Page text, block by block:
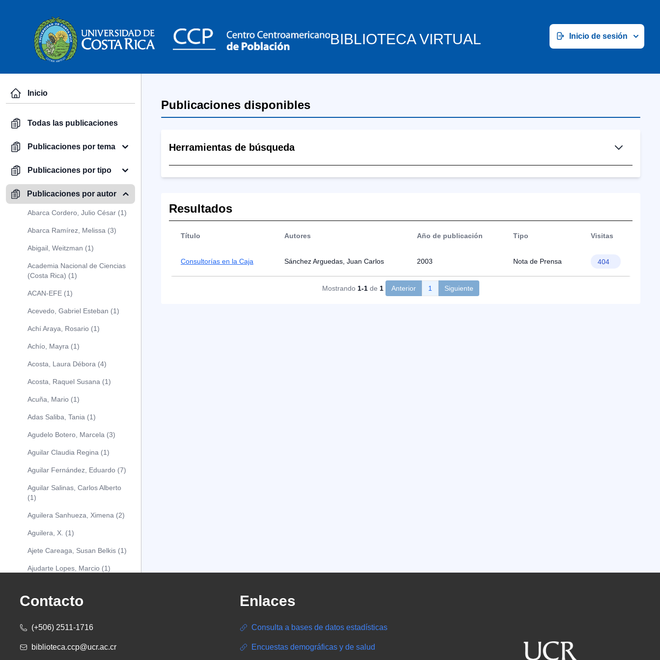
BIBLIOTECA VIRTUAL Inicio de sesión
Inicio
Todas las publicaciones
Publicaciones por tema
Publicaciones por tipo
Publicaciones por autor
Abarca Cordero, Julio César (1)
Abarca Ramírez, Melissa (3)
Abigail, Weitzman (1)
Academia Nacional de Ciencias
(Costa Rica) (1)
ACAN-EFE (1)
Acevedo, Gabriel Esteban (1)
Achí Araya, Rosario (1)
Achío, Mayra (1)
Acosta, Laura Débora (4)
Acosta, Raquel Susana (1)
Acuña, Mario (1)
Adas Saliba, Tania (1)
Agudelo Botero, Marcela (3)
Aguilar Claudia Regina (1)
Aguilar Fernández, Eduardo (7)
Aguilar Salinas, Carlos Alberto
(1)
Aguilera Sanhueza, Ximena (2)
Aguilera, X. (1)
Ajete Careaga, Susan Belkis (1)
Ajudarte Lopes, Marcio (1)
(1)
Albareda Tiana (1)
Alcócer Alfaro, Diana (1)
Publicaciones disponibles
Herramientas de búsqueda
Resultados
Título Autores Año de publicación Tipo Visitas
Consultorías en la Caja Sánchez Arguedas, Juan Carlos 2003 Nota de Prensa 404
Mostrando 1-1 de 1 Anterior 1 Siguiente
Contacto
(+506) 2511-1716
biblioteca.ccp@ucr.ac.cr
Enlaces
Consulta a bases de datos estadísticas
Encuestas demográficas y de salud